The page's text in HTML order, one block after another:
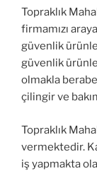
Topraklık
firmamızı
güvenlik
güvenlik
olmakla
çilingir ve
Topraklık
vermektedir.
iş yapmakta